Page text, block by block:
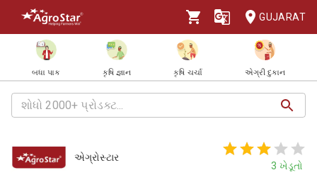
GUJARAT
બધા પાક કૃષિ જ્ઞાન કૃષિ ચર્ચા એગ્રી દુકાન
એગ્રોસ્ટાર
3 ખેડૂતો